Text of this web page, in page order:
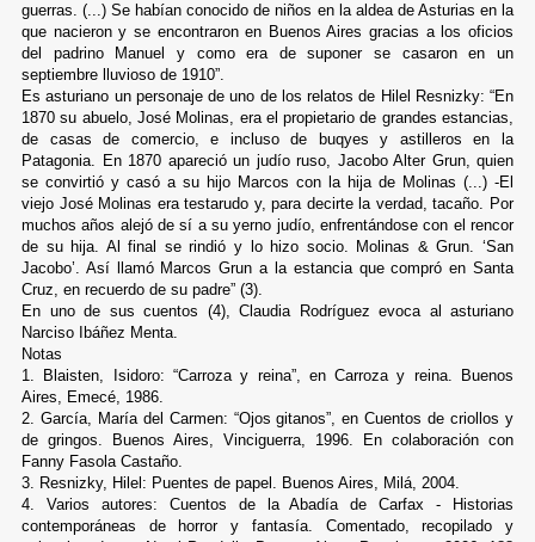
guerras. (...) Se habían conocido de niños en la aldea de Asturias en la
que nacieron y se encontraron en Buenos Aires gracias a los oficios
del padrino Manuel y como era de suponer se casaron en un
septiembre lluvioso de 1910”.
Es asturiano un personaje de uno de los relatos de Hilel Resnizky: “En
1870 su abuelo, José Molinas, era el propietario de grandes estancias,
de casas de comercio, e incluso de buqyes y astilleros en la
Patagonia. En 1870 apareció un judío ruso, Jacobo Alter Grun, quien
se convirtió y casó a su hijo Marcos con la hija de Molinas (...) -El
viejo José Molinas era testarudo y, para decirte la verdad, tacaño. Por
muchos años alejó de sí a su yerno judío, enfrentándose con el rencor
de su hija. Al final se rindió y lo hizo socio. Molinas & Grun. ‘San
Jacobo’. Así llamó Marcos Grun a la estancia que compró en Santa
Cruz, en recuerdo de su padre” (3).
En uno de sus cuentos (4), Claudia Rodríguez evoca al asturiano
Narciso Ibáñez Menta.
Notas
1. Blaisten, Isidoro: “Carroza y reina”, en Carroza y reina. Buenos
Aires, Emecé, 1986.
2. García, María del Carmen: “Ojos gitanos”, en Cuentos de criollos y
de gringos. Buenos Aires, Vinciguerra, 1996. En colaboración con
Fanny Fasola Castaño.
3. Resnizky, Hilel: Puentes de papel. Buenos Aires, Milá, 2004.
4. Varios autores: Cuentos de la Abadía de Carfax - Historias
contemporáneas de horror y fantasía. Comentado, recopilado y